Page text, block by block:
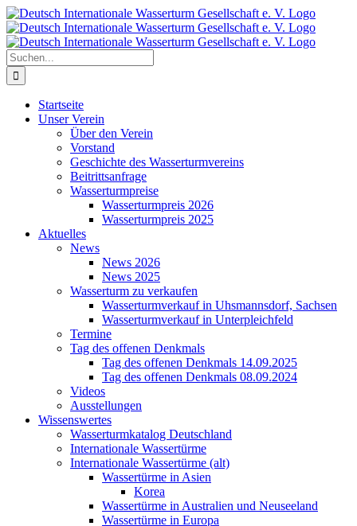
Zum
Inhalt
springen
Suche
nach:
Startseite
Unser Verein
Über den Verein
Vorstand
Geschichte des Wasserturmvereins
Beitrittsanfrage
Wasserturmpreise
Wasserturmpreis 2026
Wasserturmpreis 2025
Aktuelles
News
News 2026
News 2025
Wasserturm zu verkaufen
Wasserturmverkauf in Uhsmannsdorf, Sachsen
Wasserturmverkauf in Unterpleichfeld
Termine
Tag des offenen Denkmals
Tag des offenen Denkmals 14.09.2025
Tag des offenen Denkmals 08.09.2024
Videos
Ausstellungen
Wissenswertes
Wasserturmkatalog Deutschland
Internationale Wassertürme
Internationale Wassertürme (alt)
Wassertürme in Asien
Korea
Wassertürme in Australien und Neuseeland
Wassertürme in Europa